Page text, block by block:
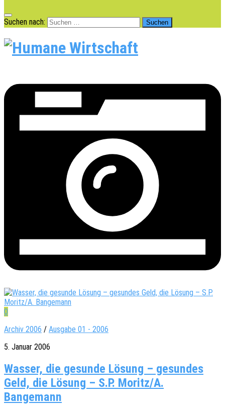
Suchen nach:
0
Archiv 2006 / Ausgabe 01 - 2006
5. Januar 2006
Wasser, die gesunde Lösung – gesundes
Geld, die Lösung – S.P. Moritz/A.
Bangemann